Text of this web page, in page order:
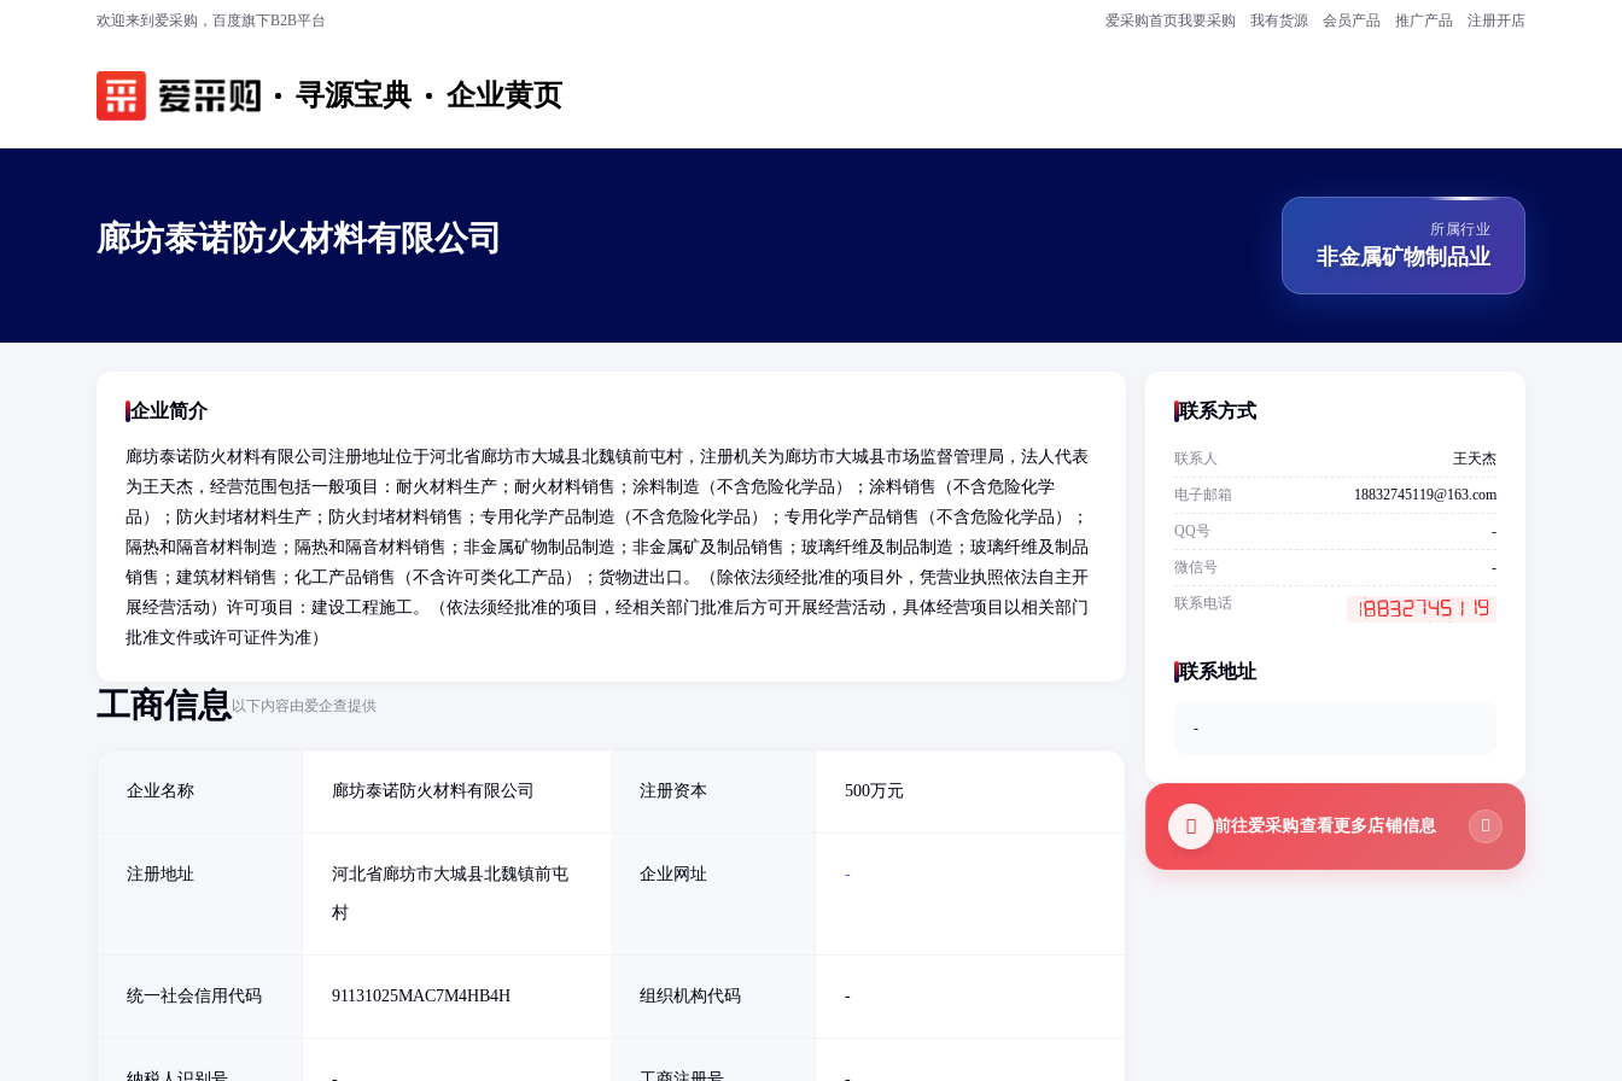
欢迎来到爱采购，百度旗下B2B平台 爱采购首页我要采购 我有货源 会员产品 推广产品 注册开店
寻源宝典 企业黄页
廊坊泰诺防火材料有限公司 所属行业
非金属矿物制品业
企业简介
廊坊泰诺防火材料有限公司注册地址位于河北省廊坊市大城县北魏镇前屯村，注册机关为廊坊市大城县市场监督管理局，法人代表
为王天杰，经营范围包括一般项目：耐火材料生产；耐火材料销售；涂料制造（不含危险化学品）；涂料销售（不含危险化学
品）；防火封堵材料生产；防火封堵材料销售；专用化学产品制造（不含危险化学品）；专用化学产品销售（不含危险化学品）；
隔热和隔音材料制造；隔热和隔音材料销售；非金属矿物制品制造；非金属矿及制品销售；玻璃纤维及制品制造；玻璃纤维及制品
销售；建筑材料销售；化工产品销售（不含许可类化工产品）；货物进出口。（除依法须经批准的项目外，凭营业执照依法自主开
展经营活动）许可项目：建设工程施工。（依法须经批准的项目，经相关部门批准后方可开展经营活动，具体经营项目以相关部门
批准文件或许可证件为准）
工商信息以下内容由爱企查提供
企业名称 廊坊泰诺防火材料有限公司 注册资本 500万元
注册地址 河北省廊坊市大城县北魏镇前屯
村
企业网址 -
统一社会信用代码 91131025MAC7M4HB4H 组织机构代码 -
联系方式
联系人 王天杰
电子邮箱 18832745119@163.com
QQ号 -
微信号 -
联系电话
联系地址
-
前往爱采购查看更多店铺信息